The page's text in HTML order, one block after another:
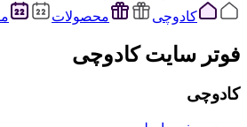
کادوچی
محصولات
فوتر سایت کادوچی
کادوچی